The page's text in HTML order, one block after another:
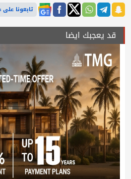
تابعونا على Google News
قد يعجبك ايضا